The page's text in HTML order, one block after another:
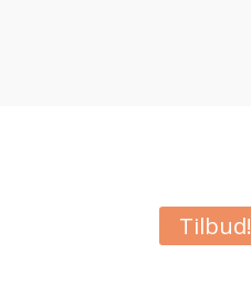
Tilbud!